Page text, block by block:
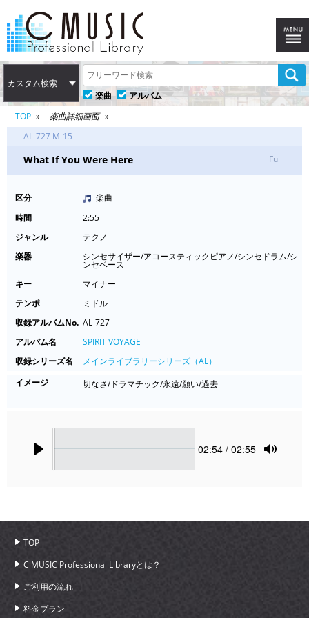
カスタム検索
楽曲
アルバム
TOP
楽曲詳細画面
AL-727 M-15
What If You Were Here Full
区分
楽曲
時間
2:55
ジャンル
テクノ
楽器
シンセサイザー/アコースティックピアノ/シンセドラム/シ
ンセベース
キー
マイナー
テンポ
ミドル
収録アルバムNo. AL-727
アルバム名
SPIRIT VOYAGE
収録シリーズ名
メインライブラリーシリーズ（AL）
イメージ
切なさ/ドラマチック/永遠/願い/過去
Current
02:54 / 02:55
TOP
C MUSIC Professional Libraryとは？
ご利用の流れ
料金プラン